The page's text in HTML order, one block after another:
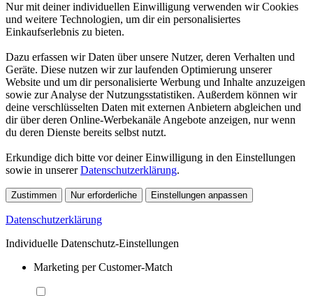
Nur mit deiner individuellen Einwilligung verwenden wir Cookies
und weitere Technologien, um dir ein personalisiertes
Einkaufserlebnis zu bieten.
Dazu erfassen wir Daten über unsere Nutzer, deren Verhalten und
Geräte. Diese nutzen wir zur laufenden Optimierung unserer
Website und um dir personalisierte Werbung und Inhalte anzuzeigen
sowie zur Analyse der Nutzungsstatistiken. Außerdem können wir
deine verschlüsselten Daten mit externen Anbietern abgleichen und
dir über deren Online-Werbekanäle Angebote anzeigen, nur wenn
du deren Dienste bereits selbst nutzt.
Erkundige dich bitte vor deiner Einwilligung in den Einstellungen
sowie in unsererDatenschutzerklärung.
Zustimmen Nur erforderliche Einstellungen anpassen
Datenschutzerklärung
Individuelle Datenschutz-Einstellungen
Marketing per Customer-Match